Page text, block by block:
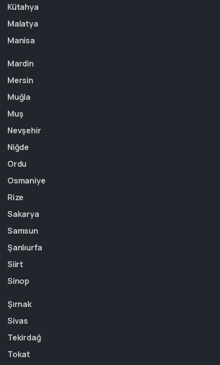
Kütahya
Malatya
Manisa
Mardin
Mersin
Muğla
Muş
Nevşehir
Niğde
Ordu
Osmaniye
Rize
Sakarya
Samsun
Şanlıurfa
Siirt
Sinop
Şırnak
Sivas
Tekirdağ
Tokat